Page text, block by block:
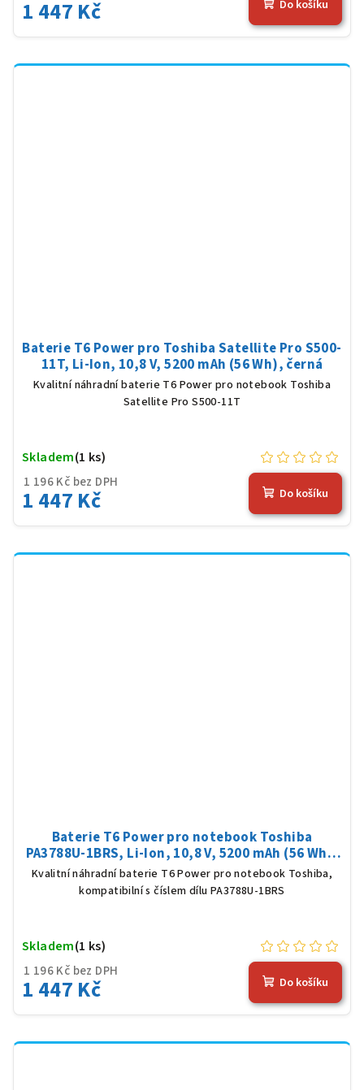
1 447 Kč Do košíku
Baterie T6 Power pro Toshiba Satellite Pro S500-
11T, Li-Ion, 10,8 V, 5200 mAh (56 Wh), černá
Kvalitní náhradní baterie T6 Power pro notebook Toshiba
Satellite Pro S500-11T
1 196 Kč bez DPH
1 447 Kč
Skladem(1 ks)
Do košíku
Baterie T6 Power pro notebook Toshiba
PA3788U-1BRS, Li-Ion, 10,8 V, 5200 mAh (56 Wh),
černá
Kvalitní náhradní baterie T6 Power pro notebook Toshiba,
kompatibilní s číslem dílu PA3788U-1BRS
1 196 Kč bez DPH
1 447 Kč
Skladem(1 ks)
Do košíku